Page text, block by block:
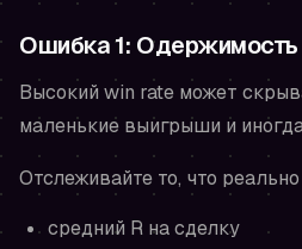
Ошибка 1: Одержимость
Высокий win rate может
маленькие выигрыши и
Отслеживайте то, что
средний R на сделку